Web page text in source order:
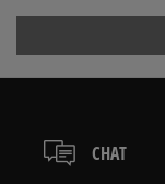
Dostupné
kuriér,
packeta
osobné
Dostupné
4počet
zo všetkých
CHAT